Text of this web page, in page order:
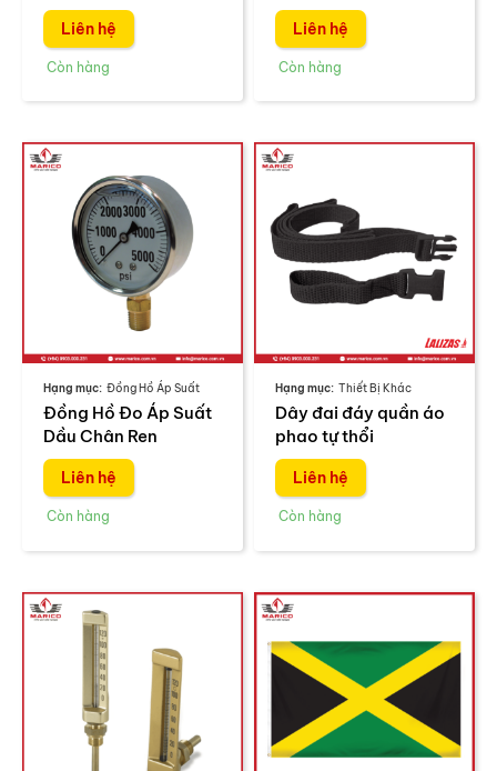
Liên hệ Liên hệ
Đồng Hồ Áp Suất
Đồng Hồ Đo Áp Suất
Dầu Chân Ren
Liên hệ
Thiết Bị Khác
Dây đai đáy quần áo
phao tự thổi
Liên hệ